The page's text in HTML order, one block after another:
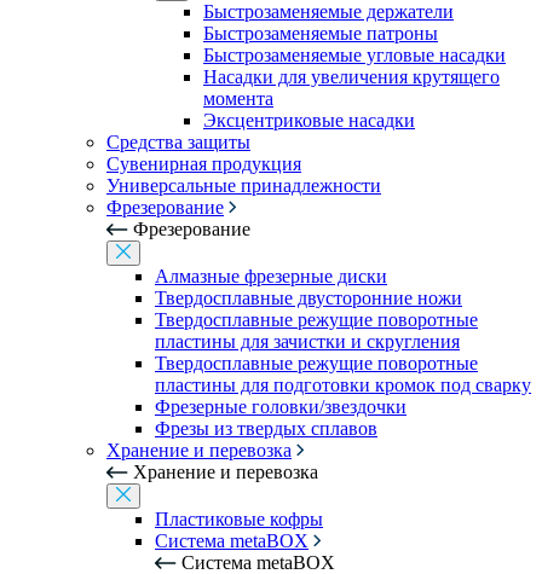
Быстрозаменяемые держатели
Быстрозаменяемые патроны
Быстрозаменяемые угловые насадки
Насадки для увеличения крутящего
момента
Эксцентриковые насадки
Средства защиты
Сувенирная продукция
Универсальные принадлежности
Фрезерование
Фрезерование
Алмазные фрезерные диски
Твердосплавные двусторонние ножи
Твердосплавные режущие поворотные
пластины для зачистки и скругления
Твердосплавные режущие поворотные
пластины для подготовки кромок под сварку
Фрезерные головки/звездочки
Фрезы из твердых сплавов
Хранение и перевозка
Хранение и перевозка
Пластиковые кофры
Система metaBOX
Система metaBOX